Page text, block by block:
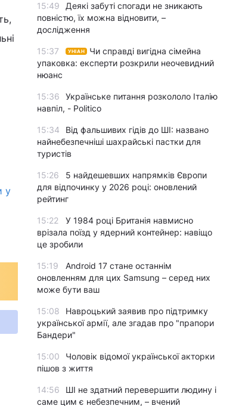
у
15:49
Деякі забуті спогади не зникають
повністю, їх можна відновити, –
дослідження
15:37 УНІАН
Чи справді вигідна сімейна
упаковка: експерти розкрили неочевидний
нюанс
15:36
Українське питання розкололо Італію
навпіл, - Politico
15:34
Від фальшивих гідів до ШІ: названо
найнебезпечніші шахрайські пастки для
туристів
15:26
5 найдешевших напрямків Європи
для відпочинку у 2026 році: оновлений
рейтинг
15:22
У 1984 році Британія навмисно
врізала поїзд у ядерний контейнер: навіщо
це зробили
15:19
Android 17 стане останнім
оновленням для цих Samsung – серед них
може бути ваш
15:08
Навроцький заявив про підтримку
української армії, але згадав про "прапори
Бандери"
15:00
Чоловік відомої української акторки
пішов з життя
14:56
ШІ не здатний перевершити людину і
саме цим є небезпечним, – вчений